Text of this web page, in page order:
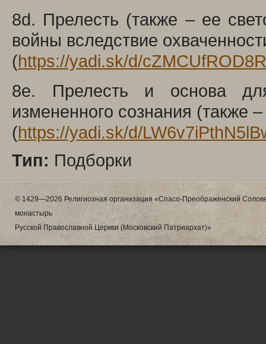
8d. Прелесть (также – ее
войны вследствие
(https://yadi.sk/d/
8e. Прелесть и основа
измененного сознания (также
(https://yadi.sk/d/
Тип: Подборки
© 1429—2026 Религиозная организация «Спасо-Преображенский
монастырь
Русской Православной Церкви (Московский Патриархат)»